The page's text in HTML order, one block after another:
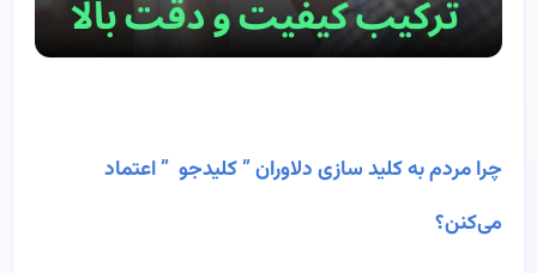
چرا مردم به کلید سازی دلاوران ” کلیدجو ” اعتماد
می‌کنن؟